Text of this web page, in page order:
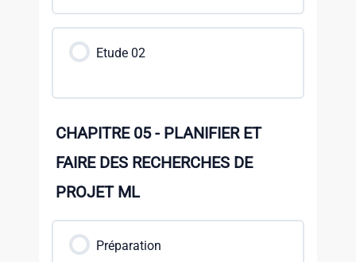
Etude 02
CHAPITRE 05 - PLANIFIER ET
FAIRE DES RECHERCHES DE
PROJET ML
Préparation